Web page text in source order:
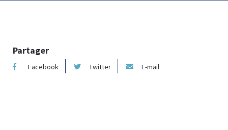
Partager
Facebook Twitter E-mail